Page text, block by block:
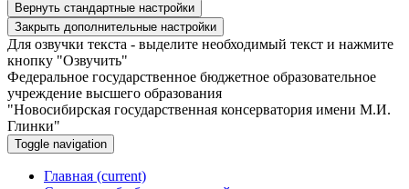
Вернуть стандартные настройки
Закрыть дополнительные настройки
Для озвучки текста - выделите необходимый текст и нажмите
кнопку "Озвучить"
Федеральное государственное бюджетное образовательное
учреждение высшего образования
"Новосибирская государственная консерватория имени М.И.
Глинки"
Toggle navigation
Главная (current)